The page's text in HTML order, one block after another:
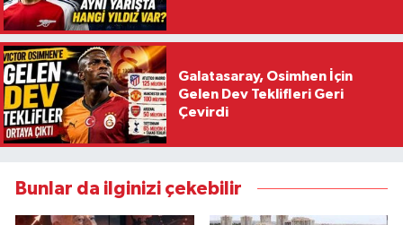
Galatasaray, Osimhen İçin
Gelen Dev Teklifleri Geri
Çevirdi
Bunlar da ilginizi çekebilir